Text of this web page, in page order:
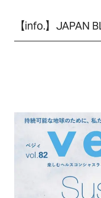
【info.】JAPAN